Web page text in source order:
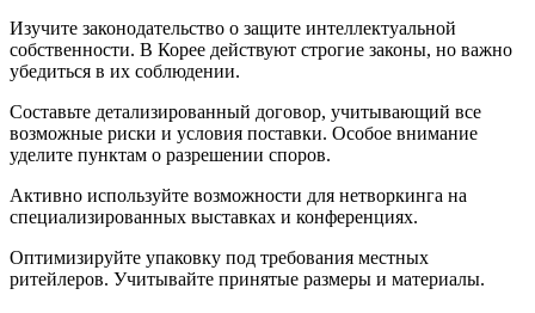
Изучите законодательство о защите интеллектуальной
собственности. В Корее действуют строгие законы, но важно
убедиться в их соблюдении.
Составьте детализированный договор, учитывающий все
возможные риски и условия поставки. Особое внимание
уделите пунктам о разрешении споров.
Активно используйте возможности для нетворкинга на
специализированных выставках и конференциях.
Оптимизируйте упаковку под требования местных
ритейлеров. Учитывайте принятые размеры и материалы.